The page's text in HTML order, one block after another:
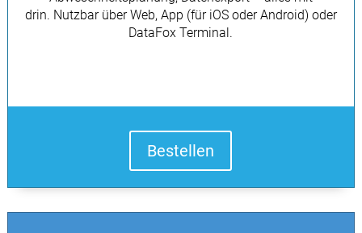
drin. Nutzbar über Web, App (für iOS oder Android) oder
DataFox Terminal.
Bestellen